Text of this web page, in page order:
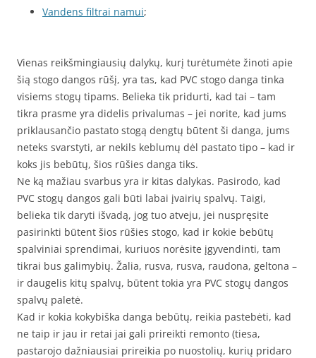
Vandens filtrai namui;
Vienas reikšmingiausių dalykų, kurį turėtumėte žinoti apie
šią stogo dangos rūšį, yra tas, kad PVC stogo danga tinka
visiems stogų tipams. Belieka tik pridurti, kad tai – tam
tikra prasme yra didelis privalumas – jei norite, kad jums
priklausančio pastato stogą dengtų būtent ši danga, jums
neteks svarstyti, ar nekils keblumų dėl pastato tipo – kad ir
koks jis bebūtų, šios rūšies danga tiks.
Ne ką mažiau svarbus yra ir kitas dalykas. Pasirodo, kad
PVC stogų dangos gali būti labai įvairių spalvų. Taigi,
belieka tik daryti išvadą, jog tuo atveju, jei nuspręsite
pasirinkti būtent šios rūšies stogo, kad ir kokie bebūtų
spalviniai sprendimai, kuriuos norėsite įgyvendinti, tam
tikrai bus galimybių. Žalia, rusva, rusva, raudona, geltona –
ir daugelis kitų spalvų, būtent tokia yra PVC stogų dangos
spalvų paletė.
Kad ir kokia kokybiška danga bebūtų, reikia pastebėti, kad
ne taip ir jau ir retai jai gali prireikti remonto (tiesa,
pastarojo dažniausiai prireikia po nuostolių, kurių pridaro